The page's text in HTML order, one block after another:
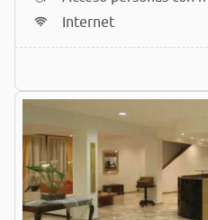
Internet